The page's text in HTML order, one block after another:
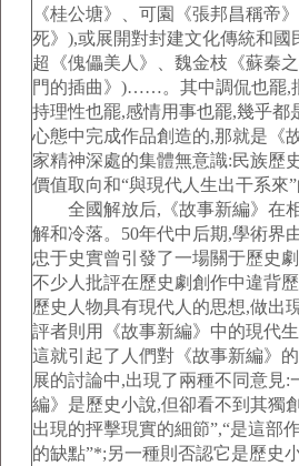
《桂公塘》、可園《張邦昌稱帝
死》),或展開對封建文化傳統和國
超《傀儡美人》、魏金枝《蘇秦
門的插曲》)……。其中調侃也罷,
持理性也罷,感情用事也罷,幾乎都
心態中完成作品創造的,那就是《
家精神深處的集體無意識:民族歷
價值取向和“與現代人生出干系來”
全國解放后,《故事新編》在
解和冷落。50年代中后期,學術界
忠于史實曾引發了一場關于歷史
不少人批評在歷史劇創作中違背
歷史人物具有現代人的思想,做出
評者則用《故事新編》中的現代
這就引起了人們對《故事新編》
展的討論中,出現了兩種不同意見:
編》是歷史小說,但卻看不到其獨
出現的抨擊現實的細節”,“是這部
的缺點”*;另一種則否認它是歷史